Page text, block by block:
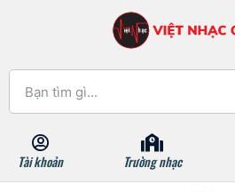
Tài khoản Trường nhạc